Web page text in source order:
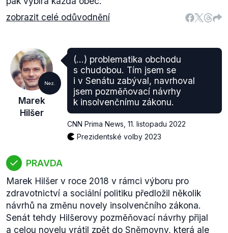
zobrazit celé odůvodnění
Nez.
Marek
Hilšer
(...) problematika obchodu
s chudobou. Tím jsem se
i v Senátu zabýval, navrhoval
jsem pozměňovací návrhy
k insolvenčnímu zákonu.
CNN Prima News 11. listopadu 2022
Prezidentské volby 2023
PRAVDA
Marek Hilšer v roce 2018 v rámci výboru pro
zdravotnictví a sociální politiku předložil několik
návrhů na změnu novely insolvenčního zákona.
Senát tehdy Hilšerovy pozměňovací návrhy přijal
a celou novelu vrátil zpět do Sněmovny, která ale